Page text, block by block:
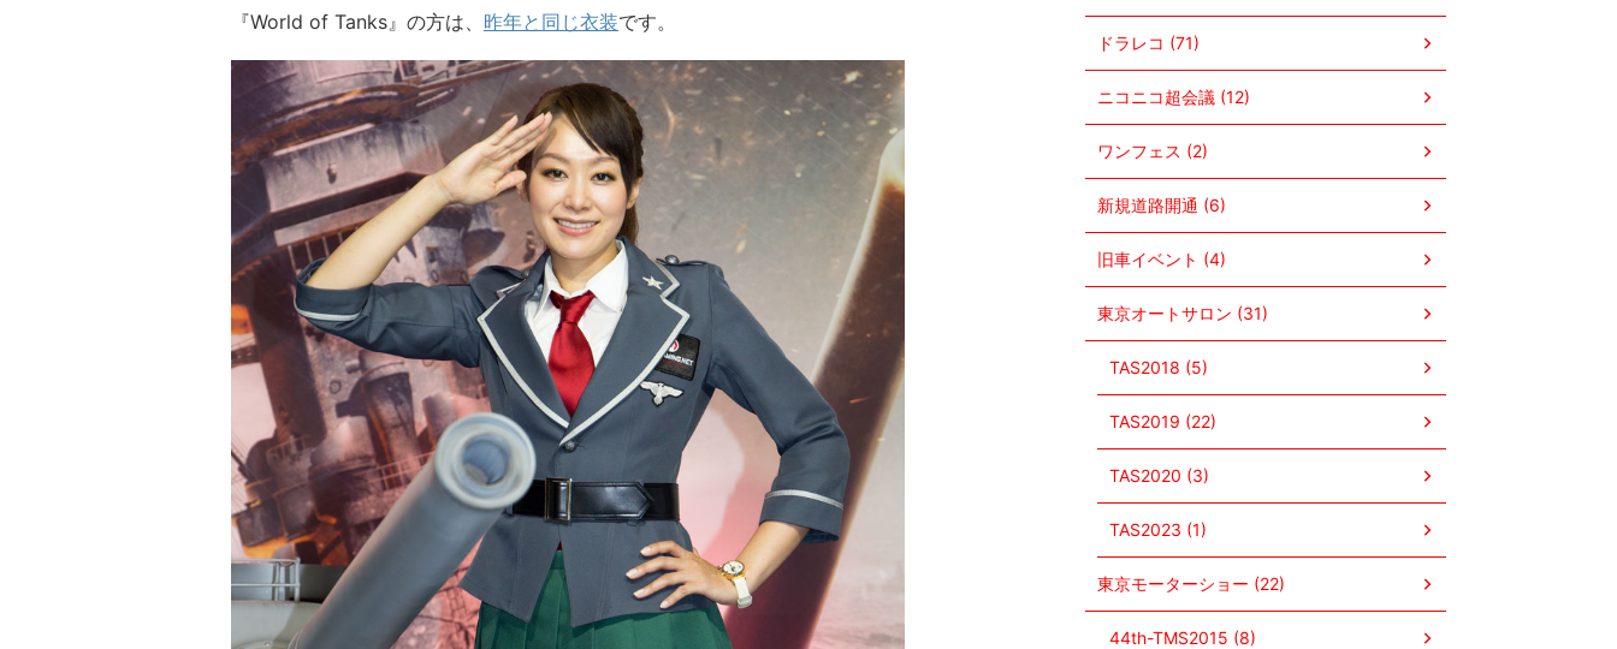
『World of Tanks』の方は、 昨年と同じ衣装です。
ドラレコ (71)
ニコニコ超会議 (12)
ワンフェス (2)
新規道路開通 (6)
旧車イベント (4)
東京オートサロン (31)
TAS2018 (5)
TAS2019 (22)
TAS2020 (3)
TAS2023 (1)
東京モーターショー (22)
44th-TMS2015 (8)